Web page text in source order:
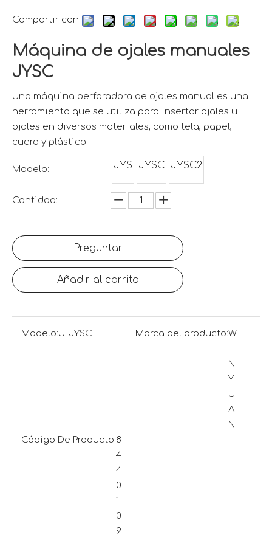
Compartir con:
Máquina de ojales manuales
JYSC
Una máquina perforadora de ojales manual es una
herramienta que se utiliza para insertar ojales u
ojales en diversos materiales, como tela, papel,
cuero y plástico.
Modelo: JYS JYSC JYSC2
Cantidad:
Preguntar
Añadir al carrito
Modelo:U-JYSC Marca del producto:W
E
N
Y
U
A
N
Código De Producto:8
4
4
0
1
0
9